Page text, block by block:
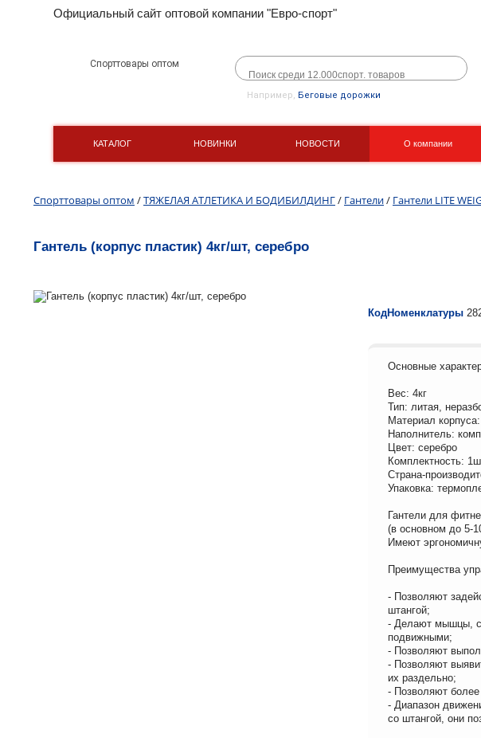
Официальный сайт оптовой компании "Евро-спорт"
Спорттовары оптом
Например, Беговые дорожки
КАТАЛОГ НОВИНКИ НОВОСТИ О компании
Спорттовары оптом /ТЯЖЕЛАЯ АТЛЕТИКА И БОДИБИЛДИНГ/ Гантели/ Гантели LITE
Гантель (корпус пластик) 4кг/шт, серебро
КодНоменклатуры
Основные
Вес: 4кг
Тип: литая,
Материал
Наполнитель:
Цвет: серебро
Комплектность:
Страна-
Упаковка:
Гантели для
(в основном до 5-
Имеют
Преимущества
- Позволяют
штангой;
- Делают мышцы,
подвижными;
- Позволяют
- Позволяют
их раздельно;
- Позволяют
- Диапазон
со штангой, они